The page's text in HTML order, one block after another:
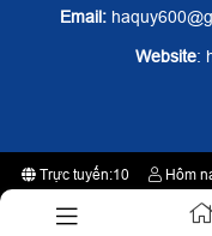
Email:
Website:
Trực tuyến:10 Hôm
Tất cả: